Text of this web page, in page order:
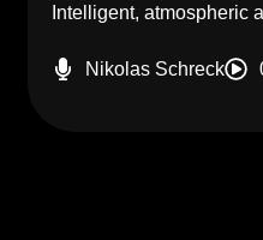
Intelligent, atmospheric
Nikolas Schreck